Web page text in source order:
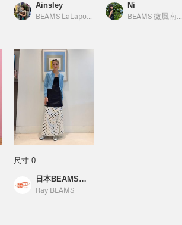
／Ray BEAMS
Ainsley
BEAMS LaLaport南港 ／Ray BEAMS
Ni
BEAMS 微風南山
尺寸 0
日本BEAMS店員_M
Ray BEAMS